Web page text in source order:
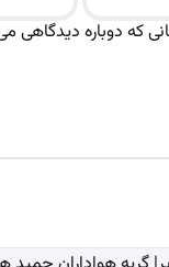
که دوباره دیدگاهی